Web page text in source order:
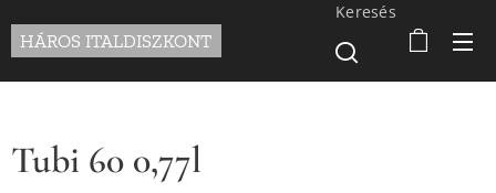
HÁROS ITALDISZKONT
Keresés
Tubi 60 0,77l